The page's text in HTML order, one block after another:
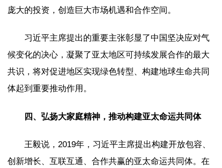
庞大的投资，创造巨大市场机遇和合作空间。
习近平主席提出的重要主张彰显了中国坚决应对气
候变化的决心，凝聚了亚太地区可持续发展合作的最大
共识，将对促进地区实现绿色转型、构建地球生命共同
体起到重要推动作用。
四、弘扬大家庭精神，推动构建亚太命运共同体
王毅说，2019年，习近平主席提出构建开放包容、
创新增长、互联互通、合作共赢的亚太命运共同体。在